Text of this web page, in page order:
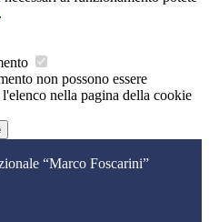
.
non possono essere
nella pagina della cookie
“Marco Foscarini”